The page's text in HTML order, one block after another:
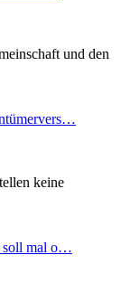
und den
keine
soll mal o…